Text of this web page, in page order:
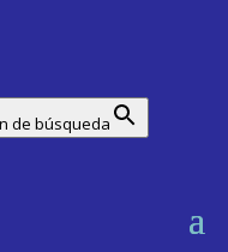
de búsqueda